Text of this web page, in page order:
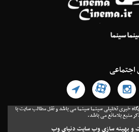
اجتماعی
خبری تحلیلی سینما سینما می باشد و نقل مطالب سایت با
منبع بلامانع می باشد.
و بهینه سازی وب سایتدنیای وب